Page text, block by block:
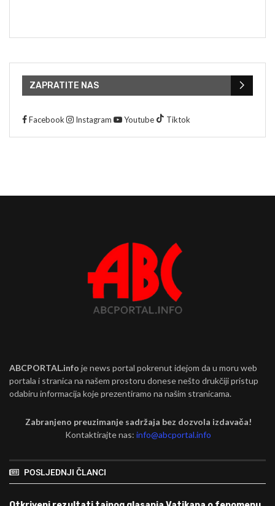
ZAPRATITE NAS
Facebook Instagram Youtube Tiktok
ABCPORTAL.info je news portal pokrenut idejom da u moru web
portala i stranica na našem prostoru donese nešto drukčiji pristup
odabiru informacija koje prezentiramo na našim stranicama.
Zabranjeno preuzimanje sadržaja bez dozvola izdavača!
Kontaktirajte nas:info@abcportal.info
POSLJEDNJI ČLANCI